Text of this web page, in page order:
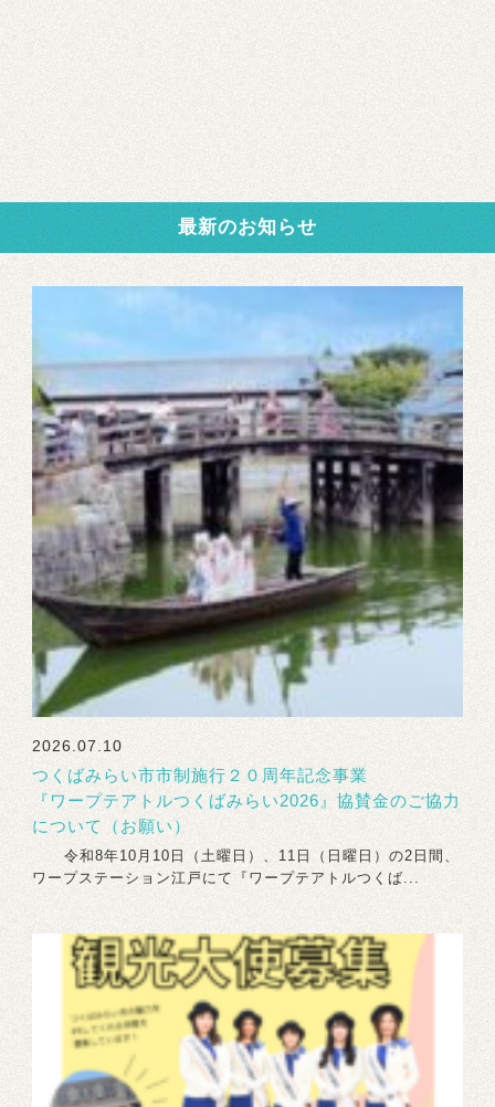
最新のお知らせ
2026.07.10
つくばみらい市市制施行２０周年記念事業
『ワープテアトルつくばみらい2026』協賛金のご協力
について（お願い）
令和8年10月10日（土曜日）、11日（日曜日）の2日間、
ワープステーション江戸にて『ワープテアトルつくば...